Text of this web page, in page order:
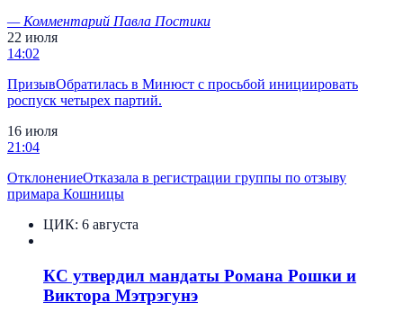
— Комментарий Павла Постики
22 июля
14:02
ПризывОбратилась в Минюст с просьбой инициировать
роспуск четырех партий.
16 июля
21:04
ОтклонениеОтказала в регистрации группы по отзыву
примара Кошницы
ЦИК: 6 августа
КС утвердил мандаты Романа Рошки и
Виктора Мэтрэгунэ